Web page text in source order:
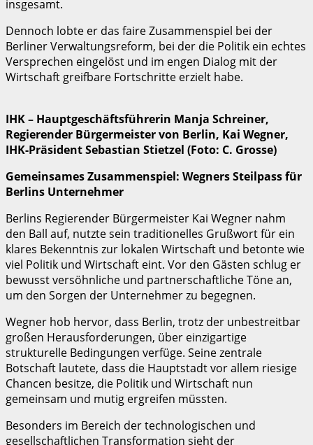
insgesamt.
Dennoch lobte er das faire Zusammenspiel bei der
Berliner Verwaltungsreform, bei der die Politik ein echtes
Versprechen eingelöst und im engen Dialog mit der
Wirtschaft greifbare Fortschritte erzielt habe.
IHK – Hauptgeschäftsführerin Manja Schreiner,
Regierender Bürgermeister von Berlin, Kai Wegner,
IHK-Präsident Sebastian Stietzel (Foto: C. Grosse)
Gemeinsames Zusammenspiel: Wegners Steilpass für
Berlins Unternehmer
Berlins Regierender Bürgermeister Kai Wegner nahm
den Ball auf, nutzte sein traditionelles Grußwort für ein
klares Bekenntnis zur lokalen Wirtschaft und betonte wie
viel Politik und Wirtschaft eint. Vor den Gästen schlug er
bewusst versöhnliche und partnerschaftliche Töne an,
um den Sorgen der Unternehmer zu begegnen.
Wegner hob hervor, dass Berlin, trotz der unbestreitbar
großen Herausforderungen, über einzigartige
strukturelle Bedingungen verfüge. Seine zentrale
Botschaft lautete, dass die Hauptstadt vor allem riesige
Chancen besitze, die Politik und Wirtschaft nun
gemeinsam und mutig ergreifen müssten.
Besonders im Bereich der technologischen und
gesellschaftlichen Transformation sieht der